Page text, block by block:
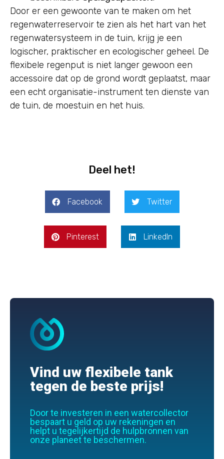
Door er een gewoonte van te maken om het
regenwaterreservoir te zien als het hart van het
regenwatersysteem in de tuin, krijg je een
logischer, praktischer en ecologischer geheel. De
flexibele regenput is niet langer gewoon een
accessoire dat op de grond wordt geplaatst, maar
een echt organisatie-instrument ten dienste van
de tuin, de moestuin en het huis.
Deel het!
Facebook Twitter
Pinterest LinkedIn
Vind uw flexibele tank
tegen de beste prijs!
Door te investeren in een watercollector
bespaart u geld op uw rekeningen en
helpt u tegelijkertijd de hulpbronnen van
onze planeet te beschermen.